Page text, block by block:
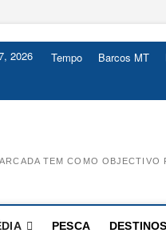
2026 Tempo Barcos MT
TEM COMO
PESCA DESTINOS